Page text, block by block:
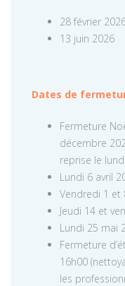
28 février
13 juin 2026
Dates de
Fermeture
décembre
reprise le
Lundi 6 avril
Vendredi 1 et
Jeudi 14 et
Lundi 25 mai
Fermeture
16h00
les